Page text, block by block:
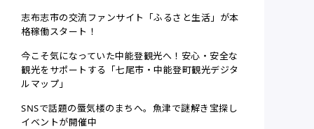
志布志市の交流ファンサイト「ふるさと生活」が本
格稼働スタート！
今こそ気になっていた中能登観光へ！安心・安全な
観光をサポートする「七尾市・中能登町観光デジタ
ルマップ」
SNSで話題の蜃気楼のまちへ。魚津で謎解き宝探し
イベントが開催中